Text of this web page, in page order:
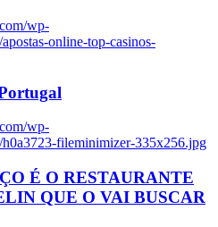
wp-
online-top-casinos-
wp-
fileminimizer-335x256.jpg
É O RESTAURANTE
QUE O VAI BUSCAR